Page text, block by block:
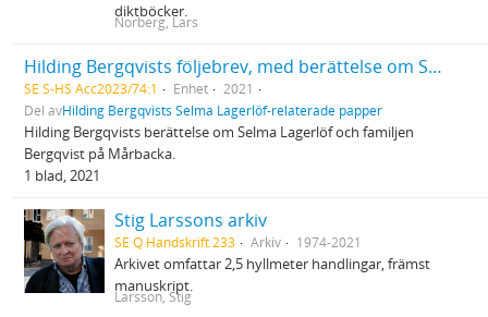
diktböcker.
Norberg, Lars
Hilding Bergqvists följebrev, med berättelse om Selma Lagerlöf och familjen Bergqvist på Mårbacka.
SE S-HS Acc2023/74:1 Enhet
2021
Del avHilding Bergqvists Selma Lagerlöf-relaterade papper
Hilding Bergqvists berättelse om Selma Lagerlöf och familjen
Bergqvist på Mårbacka.
1 blad, 2021
Stig Larssons arkiv
SE Q Handskrift 233 Arkiv 1974-2021
Arkivet omfattar 2,5 hyllmeter handlingar, främst
manuskript.
Larsson, Stig